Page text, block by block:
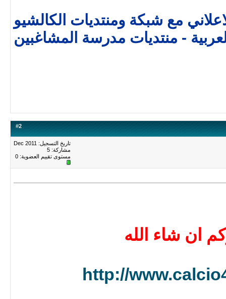
مع شبكة ومنتديات الكالشيو
- منتديات مدرسة المشاغبين
#2
تاريخ التسجيل: Dec 2011
مشاركة: 5
مستوى تقييم العضوية: 0
ان شاء الله
http://